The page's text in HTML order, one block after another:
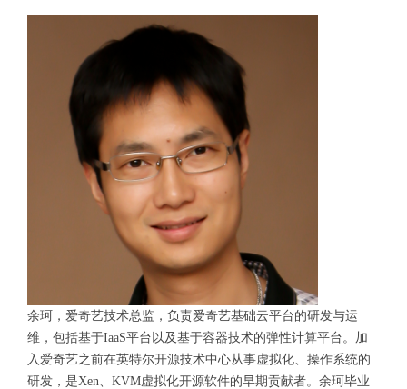
余珂，爱奇艺技术总监，负责爱奇艺基础云平台的研发与运
维，包括基于IaaS平台以及基于容器技术的弹性计算平台。加
入爱奇艺之前在英特尔开源技术中心从事虚拟化、操作系统的
研发，是Xen、KVM虚拟化开源软件的早期贡献者。余珂毕业